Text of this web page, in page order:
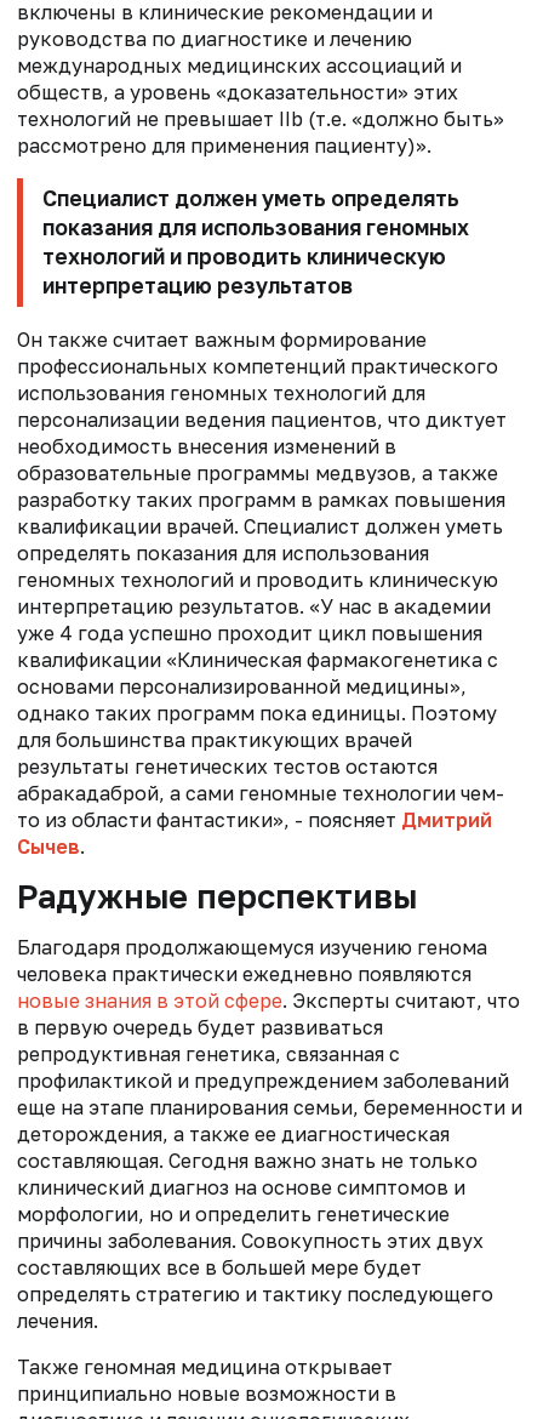
включены в клинические рекомендации и
руководства по диагностике и лечению
международных медицинских ассоциаций и
обществ, а уровень «доказательности» этих
технологий не превышает IIb (т.е. «должно быть»
рассмотрено для применения пациенту)».
Специалист должен уметь определять
показания для использования геномных
технологий и проводить клиническую
интерпретацию результатов
Он также считает важным формирование
профессиональных компетенций практического
использования геномных технологий для
персонализации ведения пациентов, что диктует
необходимость внесения изменений в
образовательные программы медвузов, а также
разработку таких программ в рамках повышения
квалификации врачей. Специалист должен уметь
определять показания для использования
геномных технологий и проводить клиническую
интерпретацию результатов. «У нас в академии
уже 4 года успешно проходит цикл повышения
квалификации «Клиническая фармакогенетика с
основами персонализированной медицины»,
однако таких программ пока единицы. Поэтому
для большинства практикующих врачей
результаты генетических тестов остаются
абракадаброй, а сами геномные технологии чем-
то из области фантастики», - поясняет Дмитрий
Сычев.
Радужные перспективы
Благодаря продолжающемуся изучению генома
человека практически ежедневно появляются
новые знания в этой сфере. Эксперты считают, что
в первую очередь будет развиваться
репродуктивная генетика, связанная с
профилактикой и предупреждением заболеваний
еще на этапе планирования семьи, беременности и
деторождения, а также ее диагностическая
составляющая. Сегодня важно знать не только
клинический диагноз на основе симптомов и
морфологии, но и определить генетические
причины заболевания. Совокупность этих двух
составляющих все в большей мере будет
определять стратегию и тактику последующего
лечения.
Также геномная медицина открывает
принципиально новые возможности в